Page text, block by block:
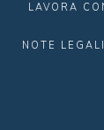
LAVORA
NOTE LEGALI